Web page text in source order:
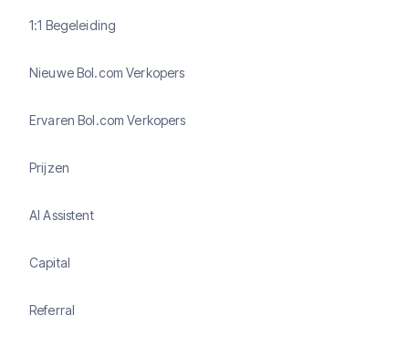
1:1 Begeleiding
Nieuwe Bol.com Verkopers
Ervaren Bol.com Verkopers
Prijzen
AI Assistent
Capital
Referral